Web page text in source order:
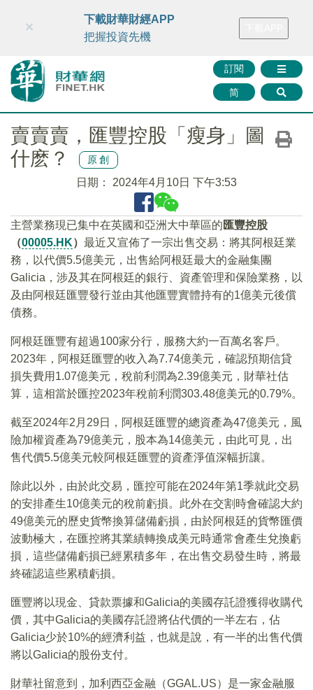
財華智庫網 FINTV FINMETA 財華證券 媒體矩陣
訂閱
简
×
下載財華財經APP
把握投資先機
賣賣賣，匯豐控股「瘦身」圖
什麽？
原創
日期： 2024年4月10日 下午3:53
主營業務現已集中在英國和亞洲大中華區的匯豐控股
（00005.HK） 最近又宣佈了一宗出售交易：將其阿根廷業
務，以代價5.5億美元，出售給阿根廷最大的金融集團
Galicia，涉及其在阿根廷的銀行、資產管理和保險業務，以
及由阿根廷匯豐發行並由其他匯豐實體持有的1億美元後償
債務。
阿根廷匯豐有超過100家分行，服務大約一百萬名客戶。
2023年，阿根廷匯豐的收入為7.74億美元，確認預期信貸
損失費用1.07億美元，稅前利潤為2.39億美元，財華社估
算，這相當於匯控2023年稅前利潤303.48億美元的0.79%。
截至2024年2月29日，阿根廷匯豐的總資產為47億美元，風
險加權資產為79億美元，股本為14億美元，由此可見，出
售代價5.5億美元較阿根廷匯豐的資產淨值深幅折讓。
除此以外，由於此交易，匯控可能在2024年第1季就此交易
的安排產生10億美元的稅前虧損。此外在交割時會確認大約
49億美元的歷史貨幣換算儲備虧損，由於阿根廷的貨幣匯價
波動極大，在匯控將其業績轉換成美元時通常會產生兌換虧
損，這些儲備虧損已經累積多年，在出售交易發生時，將最
終確認這些累積虧損。
匯豐將以現金、貸款票據和Galicia的美國存託證獲得收購代
價，其中Galicia的美國存託證將佔代價的一半左右，佔
Galicia少於10%的經濟利益，也就是說，有一半的出售代價
將以Galicia的股份支付。
財華社留意到，加利西亞金融（GGAL.US）是一家金融服